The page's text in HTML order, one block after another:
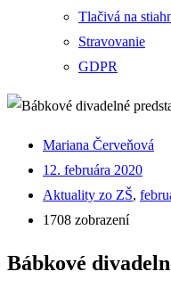
Tlačivá na
Stravovanie
GDPR
Mariana Červeňová
12. februára 2020
Aktuality zo ZŠ,
1708 zobrazení
Bábkové